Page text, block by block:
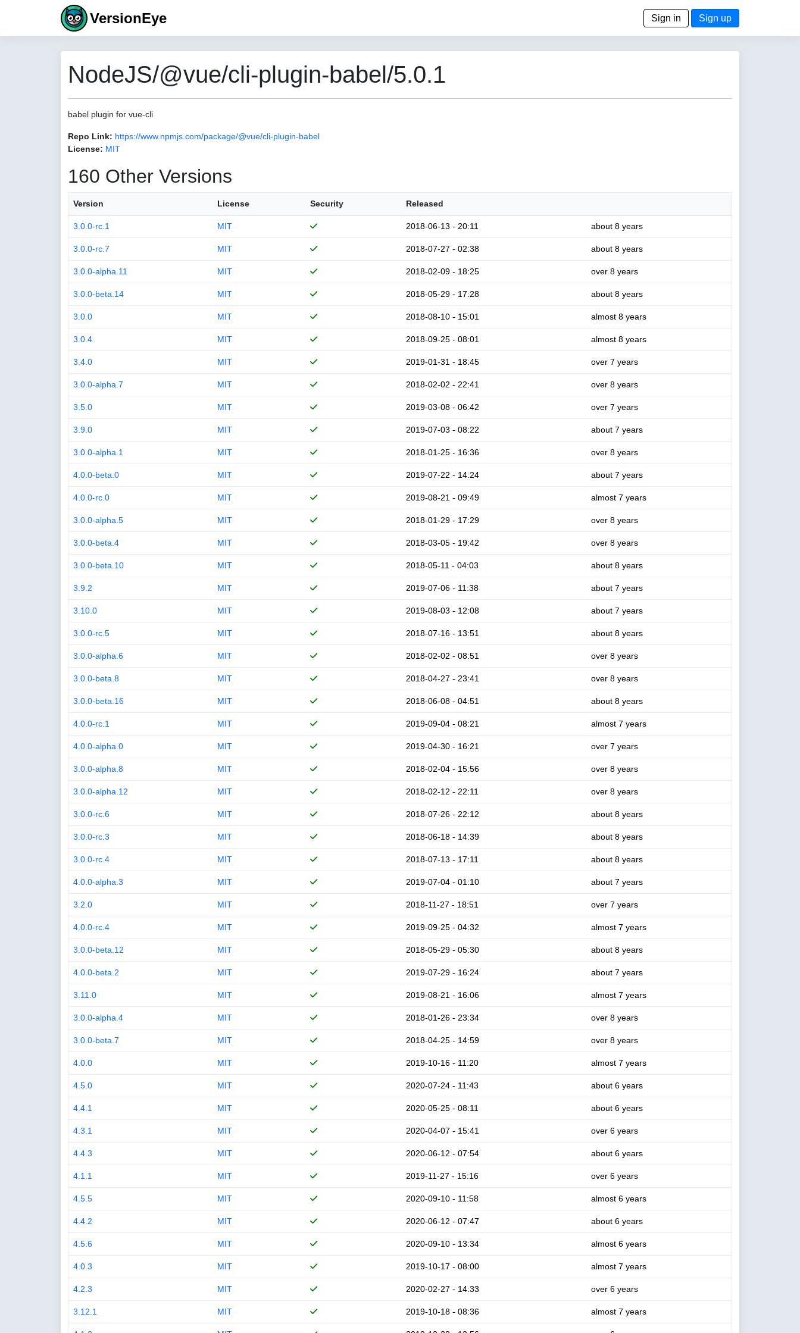
VersionEye Sign in Sign up
NodeJS/@vue/cli-plugin-babel/5.0.1
babel plugin for vue-cli
Repo Link: https://www.npmjs.com/package/@vue/cli-plugin-babel
License: MIT
160 Other Versions
Version License Security Released
3.0.0-rc.1 MIT 2018-06-13 - 20:11 about 8 years
3.0.0-rc.7 MIT 2018-07-27 - 02:38 about 8 years
3.0.0-alpha.11 MIT 2018-02-09 - 18:25 over 8 years
3.0.0-beta.14 MIT 2018-05-29 - 17:28 about 8 years
3.0.0 MIT 2018-08-10 - 15:01 almost 8 years
3.0.4 MIT 2018-09-25 - 08:01 almost 8 years
3.4.0 MIT 2019-01-31 - 18:45 over 7 years
3.0.0-alpha.7 MIT 2018-02-02 - 22:41 over 8 years
3.5.0 MIT 2019-03-08 - 06:42 over 7 years
3.9.0 MIT 2019-07-03 - 08:22 about 7 years
3.0.0-alpha.1 MIT 2018-01-25 - 16:36 over 8 years
4.0.0-beta.0 MIT 2019-07-22 - 14:24 about 7 years
4.0.0-rc.0 MIT 2019-08-21 - 09:49 almost 7 years
3.0.0-alpha.5 MIT 2018-01-29 - 17:29 over 8 years
3.0.0-beta.4 MIT 2018-03-05 - 19:42 over 8 years
3.0.0-beta.10 MIT 2018-05-11 - 04:03 about 8 years
3.9.2 MIT 2019-07-06 - 11:38 about 7 years
3.10.0 MIT 2019-08-03 - 12:08 about 7 years
3.0.0-rc.5 MIT 2018-07-16 - 13:51 about 8 years
3.0.0-alpha.6 MIT 2018-02-02 - 08:51 over 8 years
3.0.0-beta.8 MIT 2018-04-27 - 23:41 over 8 years
3.0.0-beta.16 MIT 2018-06-08 - 04:51 about 8 years
4.0.0-rc.1 MIT 2019-09-04 - 08:21 almost 7 years
4.0.0-alpha.0 MIT 2019-04-30 - 16:21 over 7 years
3.0.0-alpha.8 MIT 2018-02-04 - 15:56 over 8 years
3.0.0-alpha.12 MIT 2018-02-12 - 22:11 over 8 years
3.0.0-rc.6 MIT 2018-07-26 - 22:12 about 8 years
3.0.0-rc.3 MIT 2018-06-18 - 14:39 about 8 years
3.0.0-rc.4 MIT 2018-07-13 - 17:11 about 8 years
4.0.0-alpha.3 MIT 2019-07-04 - 01:10 about 7 years
3.2.0 MIT 2018-11-27 - 18:51 over 7 years
4.0.0-rc.4 MIT 2019-09-25 - 04:32 almost 7 years
3.0.0-beta.12 MIT 2018-05-29 - 05:30 about 8 years
4.0.0-beta.2 MIT 2019-07-29 - 16:24 about 7 years
3.11.0 MIT 2019-08-21 - 16:06 almost 7 years
3.0.0-alpha.4 MIT 2018-01-26 - 23:34 over 8 years
3.0.0-beta.7 MIT 2018-04-25 - 14:59 over 8 years
4.0.0 MIT 2019-10-16 - 11:20 almost 7 years
4.5.0 MIT 2020-07-24 - 11:43 about 6 years
4.4.1 MIT 2020-05-25 - 08:11 about 6 years
4.3.1 MIT 2020-04-07 - 15:41 over 6 years
4.4.3 MIT 2020-06-12 - 07:54 about 6 years
4.1.1 MIT 2019-11-27 - 15:16 over 6 years
4.5.5 MIT 2020-09-10 - 11:58 almost 6 years
4.4.2 MIT 2020-06-12 - 07:47 about 6 years
4.5.6 MIT 2020-09-10 - 13:34 almost 6 years
4.0.3 MIT 2019-10-17 - 08:00 almost 7 years
4.2.3 MIT 2020-02-27 - 14:33 over 6 years
3.12.1 MIT 2019-10-18 - 08:36 almost 7 years